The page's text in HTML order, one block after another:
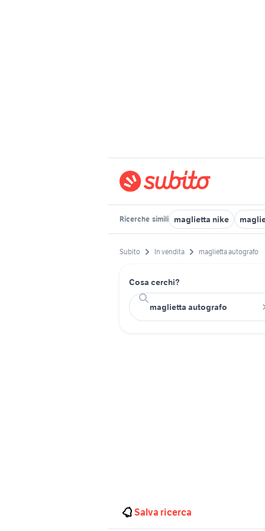
Ricerche simili maglietta nike
Subito In vendita maglietta autografo
Cosa cerchi?
Salva ricerca